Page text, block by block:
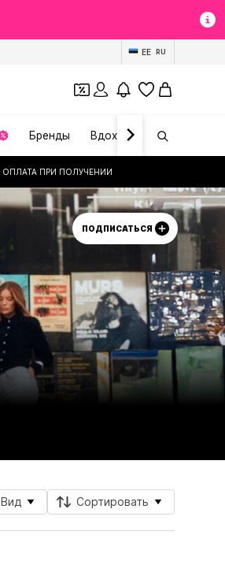
EE RU
Бренды Вдохновение
ОПЛАТА ПРИ ПОЛУЧЕНИИ
ПОДПИСАТЬСЯ
Вид Сортировать